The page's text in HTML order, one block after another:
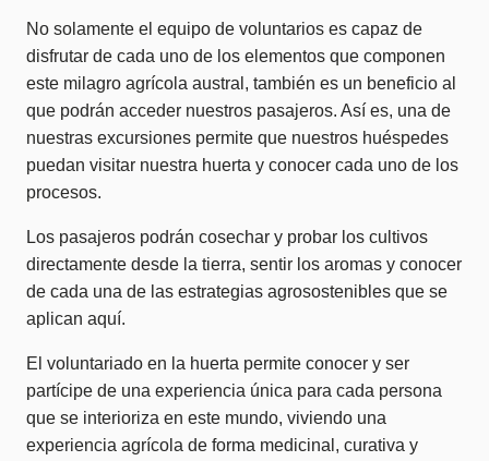
No solamente el equipo de voluntarios es capaz de
disfrutar de cada uno de los elementos que componen
este milagro agrícola austral, también es un beneficio al
que podrán acceder nuestros pasajeros. Así es, una de
nuestras excursiones permite que nuestros huéspedes
puedan visitar nuestra huerta y conocer cada uno de los
procesos.
Los pasajeros podrán cosechar y probar los cultivos
directamente desde la tierra, sentir los aromas y conocer
de cada una de las estrategias agrosostenibles que se
aplican aquí.
El voluntariado en la huerta permite conocer y ser
partícipe de una experiencia única para cada persona
que se interioriza en este mundo, viviendo una
experiencia agrícola de forma medicinal, curativa y